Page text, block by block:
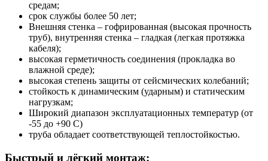
средам;
срок службы более 50 лет;
Внешняя стенка – гофрированная (высокая прочность
труб), внутренняя стенка – гладкая (легкая протяжка
кабеля);
высокая герметичность соединения (прокладка во
влажной среде);
высокая степень защиты от сейсмических колебаний;
стойкость к динамическим (ударным) и статическим
нагрузкам;
Широкий диапазон эксплуатационных температур (от
-55 до +90 С)
труба обладает соответствующей теплостойкостью.
Быстрый и лёгкий монтаж: